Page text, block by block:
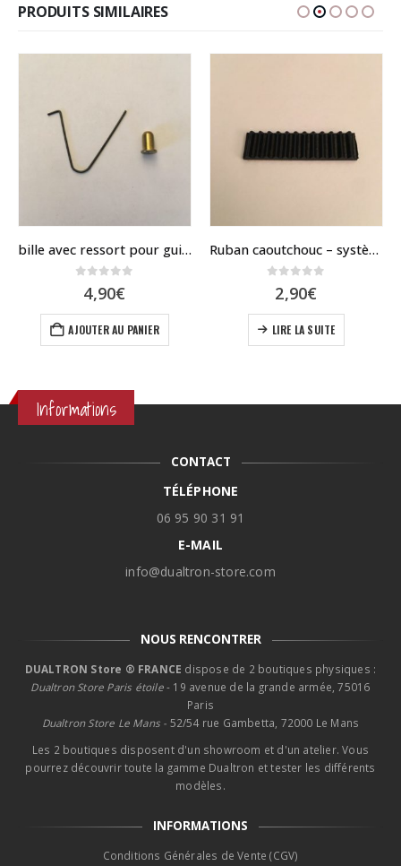
PRODUITS SIMILAIRES
bille avec ressort pour guidon speedway mini 4
4,90€
AJOUTER AU PANIER
Ruban caoutchouc – système de pliage – Speedway mini 4
2,90€
LIRE LA SUITE
Informations
CONTACT
TÉLÉPHONE
06 95 90 31 91
E-MAIL
info@dualtron-store.com
NOUS RENCONTRER
DUALTRON Store ® FRANCE dispose de 2 boutiques physiques :
Dualtron Store Paris étoile- 19 avenue de la grande armée, 75016
Paris
Dualtron Store Le Mans - 52/54 rue Gambetta, 72000 Le Mans
Les 2 boutiques disposent d'un showroom et d'un atelier. Vous
pourrez découvrir toute la gamme Dualtron et tester les différents
modèles.
INFORMATIONS
Conditions Générales de Vente (CGV)